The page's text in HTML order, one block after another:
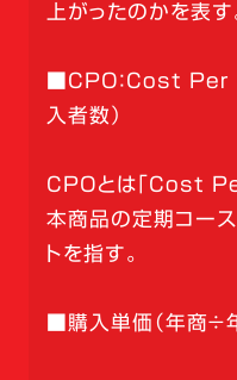
上がったのかを表す
■CPO：Cost Per
入者数）
CPOとは「Cost
本商品の定期コース
トを指す。
■購入単価（年商÷